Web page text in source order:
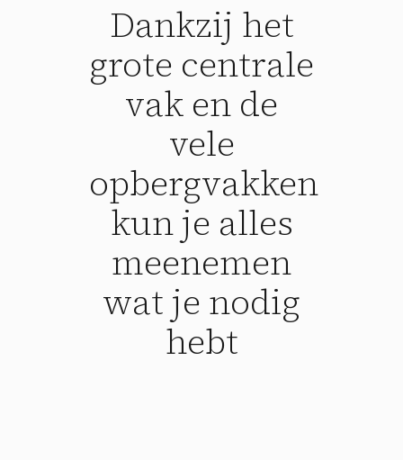
Dankzij het
grote centrale
vak en de
vele
opbergvakken
kun je alles
meenemen
wat je nodig
hebt